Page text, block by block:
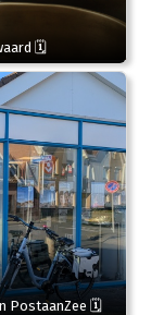
🗓
PostaanZee 🗓